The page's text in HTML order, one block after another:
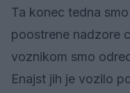
Ta konec tedna
poostrene nadzore
voznikom smo
Enajst jih je vozilo